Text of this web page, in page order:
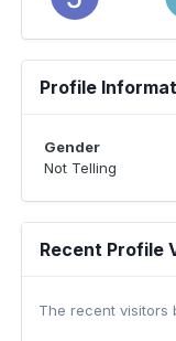
Profile
Gender
Not Telling
Recent Profile
The recent visitors